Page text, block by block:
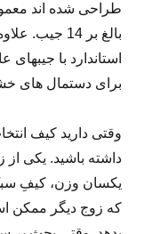
طراحی شده ­اند
بالغ بر 14
استاندارد با
برای دستمال­ های
وقتی دارید کیف
داشته باشید. یکی
یکسان وزن، کیفِ
که زوج دیگر ممکن